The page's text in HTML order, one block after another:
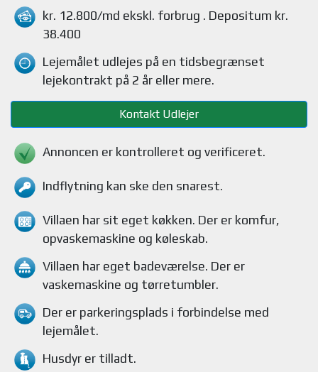
kr. 12.800/md ekskl. forbrug . Depositum kr.
38.400
Lejemålet udlejes på en tidsbegrænset
lejekontrakt på 2 år eller mere.
Kontakt Udlejer
Annoncen er kontrolleret og verificeret.
Indflytning kan ske den snarest.
Villaen har sit eget køkken. Der er komfur,
opvaskemaskine og køleskab.
Villaen har eget badeværelse. Der er
vaskemaskine og tørretumbler.
Der er parkeringsplads i forbindelse med
lejemålet.
Husdyr er tilladt.